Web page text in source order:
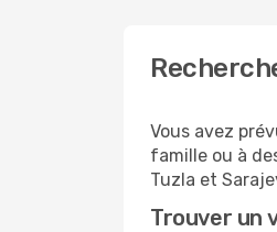
Vous avez
famille ou à
Tuzla et
Trouver un